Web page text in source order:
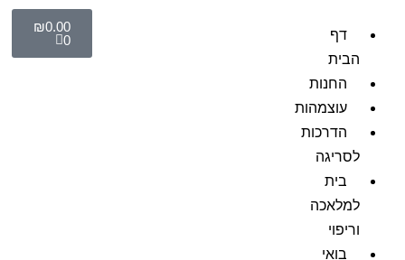
דף
הבית
החנות
עוצמהות
הדרכות
לסריגה
בית
למלאכה
וריפוי
בואי
₪0.00
0